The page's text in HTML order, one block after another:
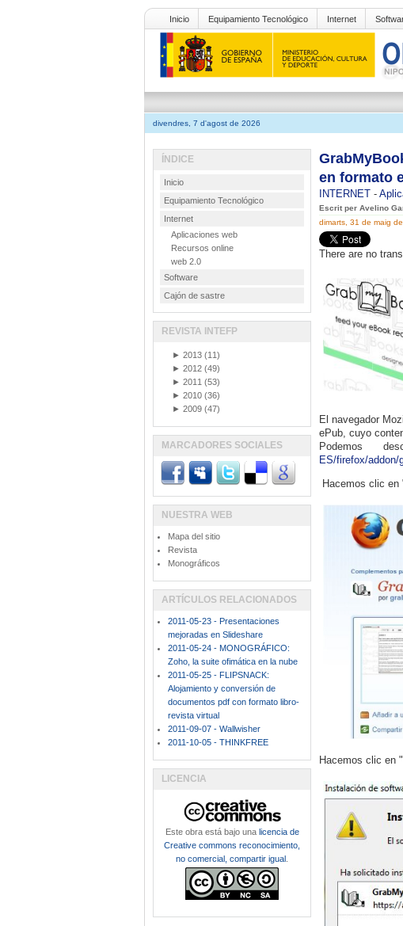
Inicio Equipamiento Tecnológico Internet
divendres, 7 d'agost de 2026
en formato
INTERNET -
Escrit per Avelino
dimarts, 31 de maig
There are no
El navegador
ePub, cuyo
Podemos
ES/firefox/addon/
Hacemos clic en
Hacemos clic en "
ÍNDICE
Inicio
Equipamiento Tecnológico
Internet
Aplicaciones web
Recursos online
web 2.0
Software
Cajón de sastre
REVISTA INTEFP
► 2013 (11)
► 2012 (49)
► 2011 (53)
► 2010 (36)
► 2009 (47)
MARCADORES SOCIALES
NUESTRA WEB
Mapa del sitio
Revista
Monográficos
ARTÍCULOS RELACIONADOS
2011-05-23 - Presentaciones
mejoradas en Slideshare
2011-05-24 - MONOGRÁFICO:
Zoho, la suite ofimática en la nube
2011-05-25 - FLIPSNACK:
Alojamiento y conversión de
documentos pdf con formato libro-
revista virtual
2011-09-07 - Wallwisher
2011-10-05 - THINKFREE
LICENCIA
Este obra está bajo una licencia de
Creative commons reconocimiento,
no comercial, compartir igual